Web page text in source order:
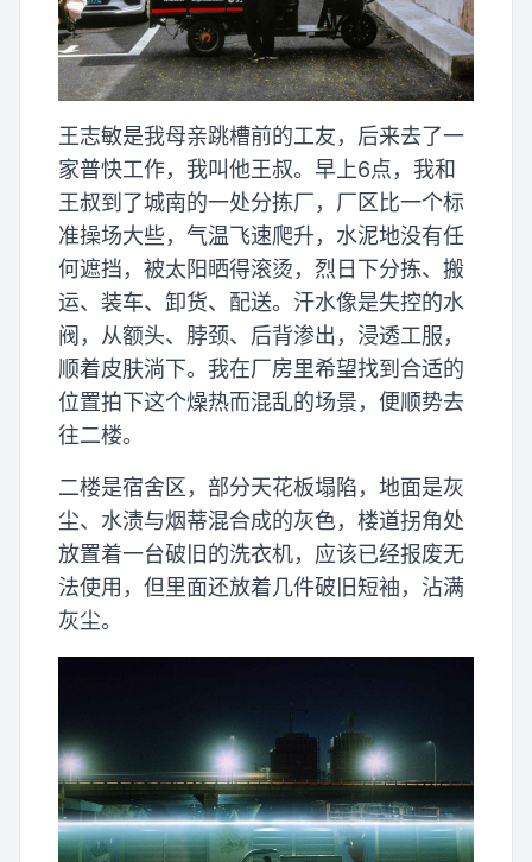
王志敏是我母亲跳槽前的工友，后来去了一
家普快工作，我叫他王叔。早上6点，我和
王叔到了城南的一处分拣厂，厂区比一个标
准操场大些，气温飞速爬升，水泥地没有任
何遮挡，被太阳晒得滚烫，烈日下分拣、搬
运、装车、卸货、配送。汗水像是失控的水
阀，从额头、脖颈、后背渗出，浸透工服，
顺着皮肤淌下。我在厂房里希望找到合适的
位置拍下这个燥热而混乱的场景，便顺势去
往二楼。
二楼是宿舍区，部分天花板塌陷，地面是灰
尘、水渍与烟蒂混合成的灰色，楼道拐角处
放置着一台破旧的洗衣机，应该已经报废无
法使用，但里面还放着几件破旧短袖，沾满
灰尘。